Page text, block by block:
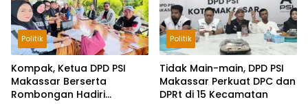
Politik
Kompak, Ketua DPD PSI
Makassar Berserta
Rombongan Hadiri
Politik
Tidak Main-main, DPD PSI
Makassar Perkuat DPC dan
DPRt di 15 Kecamatan